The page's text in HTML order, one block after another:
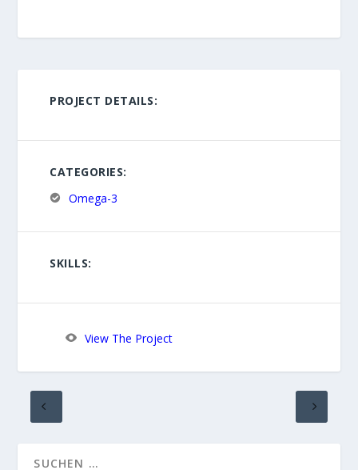
PROJECT DETAILS:
CATEGORIES:
Omega-3
SKILLS:
View The Project